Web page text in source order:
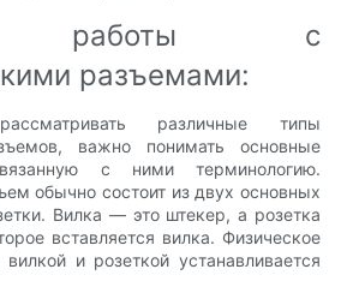
работы с
разъемами:
различные типы
важно понимать основные
с ними терминологию.
обычно состоит из двух основных
Вилка — это штекер, а розетка
вставляется вилка. Физическое
и розеткой устанавливается